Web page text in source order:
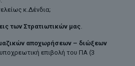
κ.Δένδια;
των Στρατιωτικών μας
μαζικών αποχωρήσεων – διώξεων
επιβολή του ΠΑ (3